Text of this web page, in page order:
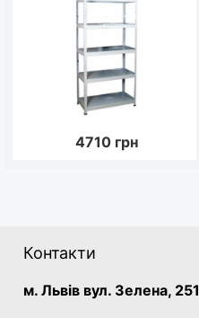
4710 грн
Контакти
м. Львів вул. Зелена, 251